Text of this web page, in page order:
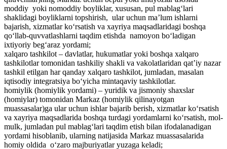
moddiy yoki nomoddiy boyliklar, xususan, pul mablag‘lari
shaklidagi boyliklarni topshirish, ular uchun ma’lum ishlarni
bajarish, xizmatlar ko‘rsatish va xayriya maqsadlaridagi boshqa
qo‘llab-quvvatlashlarni taqdim etishda namoyon bo‘ladigan
ixtiyoriy beg‘araz yordami;
xalqaro tashkilot – davlatlar, hukumatlar yoki boshqa xalqaro
tashkilotlar tomonidan tashkiliy shakli va vakolatlaridan qat’iy nazar
tashkil etilgan har qanday xalqaro tashkilot, jumladan, masalan
iqtisodiy integratsiya bo‘yicha mintaqaviy tashkilotlar.
homiylik (homiylik yordami) – yuridik va jismoniy shaxslar
(homiylar) tomonidan Markaz (homiylik qilinayotgan
muassasalar)ga ular uchun ishlar bajarib berish, xizmatlar ko‘rsatish
va xayriya maqsadlarida boshqa turdagi yordamlarni ko‘rsatish, mol-
mulk, jumladan pul mablag‘lari taqdim etish bilan ifodalanadigan
yordami hisoblanib, ularning natijasida Markaz muassasalarida
homiy oldida o‘zaro majburiyatlar yuzaga keladi;